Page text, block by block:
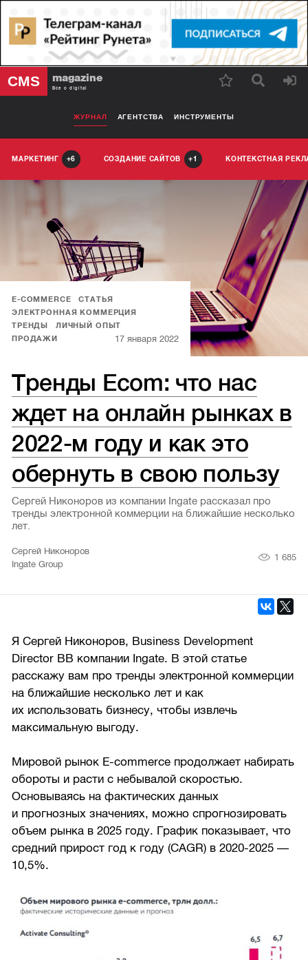
CMS magazine
Все о digital
ЖУРНАЛ АГЕНТСТВА ИНСТРУМЕНТЫ
МАРКЕТИНГ 6 СОЗДАНИЕ САЙТОВ 1 КОНТЕКСТНАЯ
E-COMMERCE
СТАТЬЯ
ЭЛЕКТРОННАЯ КОММЕРЦИЯ
ТРЕНДЫ
ЛИЧНЫЙ ОПЫТ
ПРОДАЖИ
17 января 2022
Тренды Ecom: что нас
ждет на онлайн рынках в
2022-м году и как это
обернуть в свою пользу
Сергей Никоноров из компании Ingate рассказал про
тренды электронной коммерции на ближайшие несколько
лет.
Сергей Никоноров
Ingate Group
1 685
Я Сергей Никоноров, Business Development
Director BB компании Ingate. В этой статье
расскажу вам про тренды электронной коммерции
на ближайшие несколько лет и как
их использовать бизнесу, чтобы извлечь
максимальную выгоду.
Мировой рынок E-commerce продолжает набирать
обороты и расти с небывалой скоростью.
Основываясь на фактических данных
и прогнозных значениях, можно спрогнозировать
объем рынка в 2025 году. График показывает, что
средний прирост год к году (CAGR) в2020-2025 —
10,5%.